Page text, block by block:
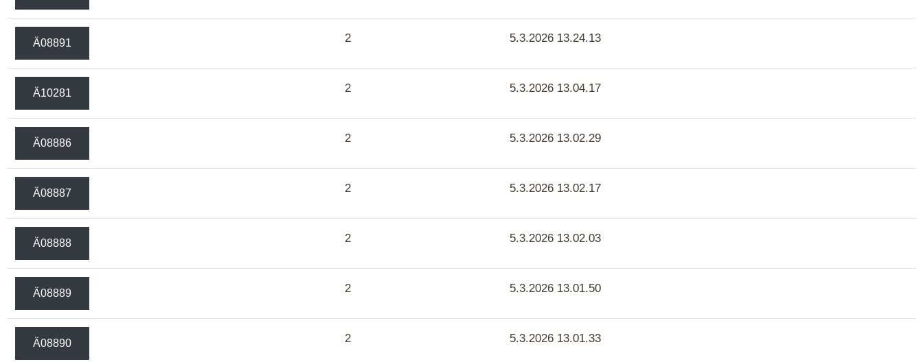
Ä08891 2 5.3.2026 13.24.13
Ä10281 2 5.3.2026 13.04.17
Ä08886 2 5.3.2026 13.02.29
Ä08887 2 5.3.2026 13.02.17
Ä08888 2 5.3.2026 13.02.03
Ä08889 2 5.3.2026 13.01.50
Ä08890 2 5.3.2026 13.01.33